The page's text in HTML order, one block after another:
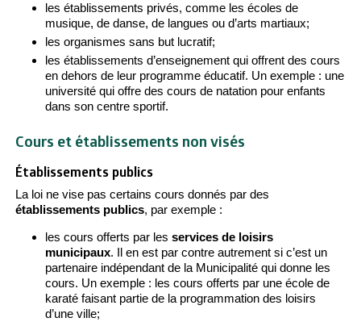
les établissements privés, comme les écoles de
musique, de danse, de langues ou d’arts martiaux;
les organismes sans but lucratif;
les établissements d’enseignement qui offrent des cours
en dehors de leur programme éducatif. Un exemple : une
université qui offre des cours de natation pour enfants
dans son centre sportif.
Cours et établissements non visés
Établissements publics
La loi ne vise pas certains cours donnés par des
établissements publics, par exemple :
les cours offerts par lesservices de loisirs
municipaux. Il en est par contre autrement si c’est un
partenaire indépendant de la Municipalité qui donne les
cours. Un exemple : les cours offerts par une école de
karaté faisant partie de la programmation des loisirs
d’une ville;